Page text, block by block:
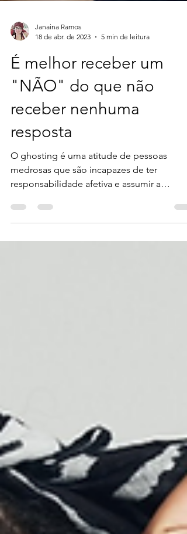
18 de abr. de 2023
5 min de leitura
É melhor receber um
"NÃO" do que não
receber nenhuma
resposta
O ghosting é uma atitude de pessoas
medrosas que são incapazes de ter
responsabilidade afetiva e assumir a